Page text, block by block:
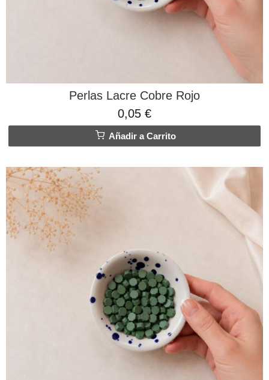
Perlas Lacre Cobre Rojo
0,05 €
Añadir a Carrito